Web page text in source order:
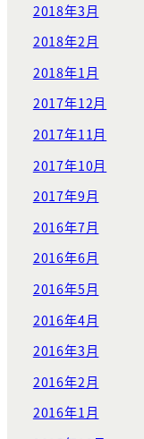
2018年3月
2018年2月
2018年1月
2017年12月
2017年11月
2017年10月
2017年9月
2016年7月
2016年6月
2016年5月
2016年4月
2016年3月
2016年2月
2016年1月